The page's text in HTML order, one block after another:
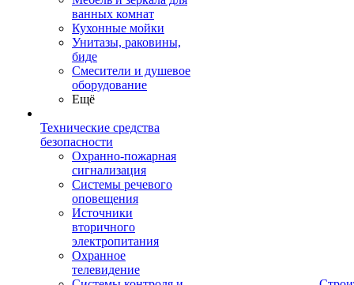
ванных комнат
Кухонные мойки
Унитазы, раковины,
биде
Смесители и душевое
оборудование
Ещё
Технические средства
безопасности
Охранно-пожарная
сигнализация
Системы речевого
оповещения
Источники
вторичного
электропитания
Охранное
телевидение